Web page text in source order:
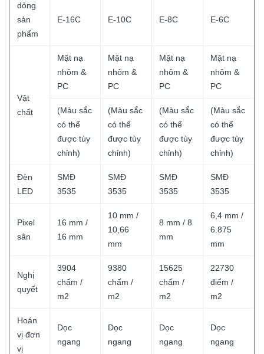
dòng
sản
phẩm
E-16C E-10C E-8C E-6C
Vật
chất
Mặt nạ
nhôm &
PC
Mặt nạ
nhôm &
PC
Mặt nạ
nhôm &
PC
Mặt nạ
nhôm &
PC
(Màu sắc
có thể
được tùy
chỉnh)
(Màu sắc
có thể
được tùy
chỉnh)
(Màu sắc
có thể
được tùy
chỉnh)
(Màu sắc
có thể
được tùy
chỉnh)
Đèn
LED
SMĐ
3535
SMĐ
3535
SMĐ
3535
SMĐ
3535
Pixel
sân
16 mm /
16 mm
10 mm /
10,66
mm
8 mm / 8
mm
6,4 mm /
6.875
mm
Nghị
quyết
3904
chấm /
m2
9380
chấm /
m2
15625
chấm /
m2
22730
điểm /
m2
Hoán
vị đơn
vị
Dọc
ngang
Dọc
ngang
Dọc
ngang
Dọc
ngang